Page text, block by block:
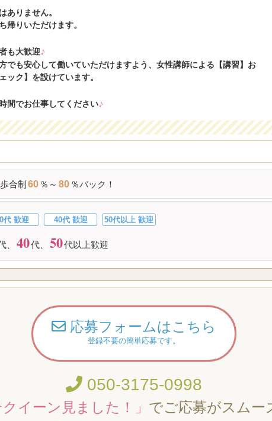
ありません。
帰りいただけます。
も大歓迎♪
でも安心して働いていただけますよう、女性講師による【講習】お
ック】を設けています。
間でお仕事してください♪
合制 60 ％～ 80 ％バック！
代 歓迎 40代 歓迎 50代以上 歓迎
、 40代、 50代以上歓迎
応募フォームはこちら
登録不要の簡単応募です。
050-3175-0998
クイーン見ました！」 でご応募がスムー